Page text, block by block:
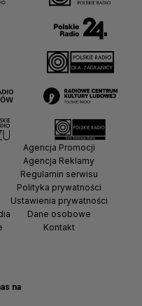
na
Agencja Promocji
Agencja Reklamy
Regulamin serwisu
Polityka prywatności
Ustawienia prywatności
Dane osobowe
Kontakt